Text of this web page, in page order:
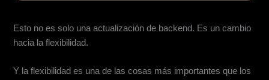
Esto no es solo una actualización de backend. Es un cambio
hacia la flexibilidad.
Y la flexibilidad es una de las cosas más importantes que los